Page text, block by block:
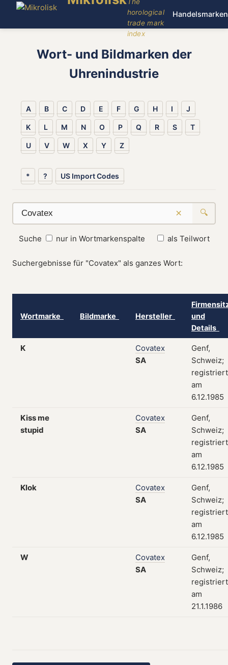
horological
trade mark
index
Handelsmarken
Wort- und Bildmarken der
Uhrenindustrie
A B C D E F G H I J
K L M N O P Q R S T
U V W X Y Z
* ? US Import Codes
× 🔍
Suche nur in Wortmarkenspalte als Teilwort
Suchergebnisse für "Covatex" als ganzes Wort:
Wortmarke Bildmarke Hersteller
und
Details
K
Covatex
SA
Genf,
Schweiz;
registriert
am
6.12.1985
Kiss me
stupid
Covatex
SA
Genf,
Schweiz;
registriert
am
6.12.1985
Klok
Covatex
SA
Genf,
Schweiz;
registriert
am
6.12.1985
W
Covatex
SA
Genf,
Schweiz;
registriert
am
21.1.1986